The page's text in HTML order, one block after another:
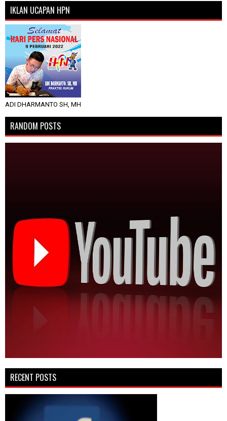
IKLAN UCAPAN HPN
ADI DHARMANTO SH, MH
RANDOM POSTS
RECENT POSTS